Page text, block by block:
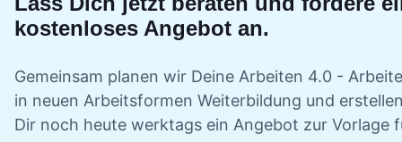
kostenloses Angebot an.
Gemeinsam planen wir Deine Arbeiten 4.0 -
in neuen Arbeitsformen Weiterbildung und
Dir noch heute werktags ein Angebot zur Vorlage